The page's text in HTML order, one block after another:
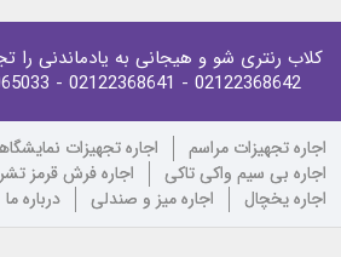
کلاب رنتری شو و هیجانی به یادماندنی را
02122368642
- 02122368641
- 02122065033
اجاره تجهیزات مراسم
اجاره تجهیزات
اجاره بی سیم واکی تاکی
اجاره فرش قرمز
اجاره یخچال
اجاره میز و صندلی درباره ما